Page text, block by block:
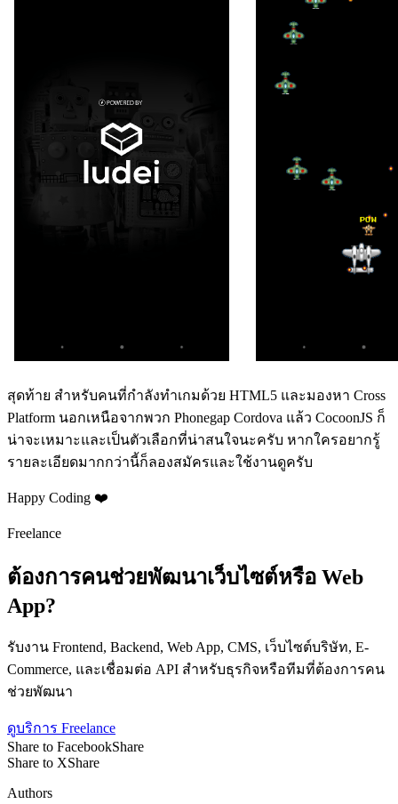
สุดท้าย สำหรับคนที่กำลังทำเกมด้วย HTML5 และมองหา Cross
Platform นอกเหนือจากพวก Phonegap Cordova แล้ว CocoonJS ก็
น่าจะเหมาะและเป็นตัวเลือกที่น่าสนใจนะครับ หากใครอยากรู้
รายละเอียดมากกว่านี้ก็ลองสมัครและใช้งานดูครับ
Happy Coding ❤️
Freelance
ต้องการคนช่วยพัฒนาเว็บไซต์หรือ Web
App?
รับงาน Frontend, Backend, Web App, CMS, เว็บไซต์บริษัท, E-
Commerce, และเชื่อมต่อ API สำหรับธุรกิจหรือทีมที่ต้องการคน
ช่วยพัฒนา
ดูบริการ Freelance
Share to FacebookShare
Share to XShare
Authors